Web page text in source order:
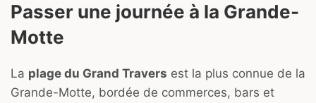
Passer une journée à la Grande-
Motte
La plage du Grand Travers est la plus connue de la
Grande-Motte, bordée de commerces, bars et